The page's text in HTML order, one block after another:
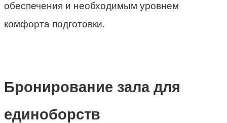
обеспечения и необходимым уровнем
комфорта подготовки.
Бронирование зала для
единоборств